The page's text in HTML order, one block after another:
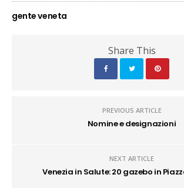
gente veneta
Share This
PREVIOUS ARTICLE
Nomine e designazioni
NEXT ARTICLE
Venezia in Salute: 20 gazebo in